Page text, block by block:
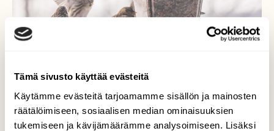
Tämä sivusto käyttää evästeitä
Käytämme evästeitä tarjoamamme sisällön ja mainosten
räätälöimiseen, sosiaalisen median ominaisuuksien
tukemiseen ja kävijämäärämme analysoimiseen. Lisäksi
Ruuhkaa